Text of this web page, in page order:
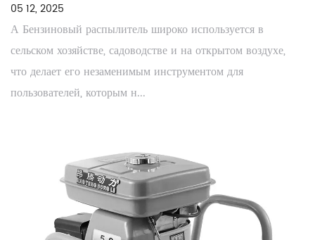
05 12, 2025
А Бензиновый распылитель широко используется в
сельском хозяйстве, садоводстве и на открытом воздухе,
что делает его незаменимым инструментом для
пользователей, которым н...